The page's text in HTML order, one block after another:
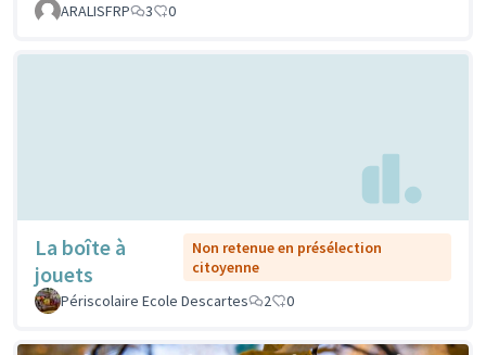
ARALISFRP
3 0
La boîte à
jouets
Non retenue en présélection
citoyenne
Périscolaire Ecole Descartes
2 0